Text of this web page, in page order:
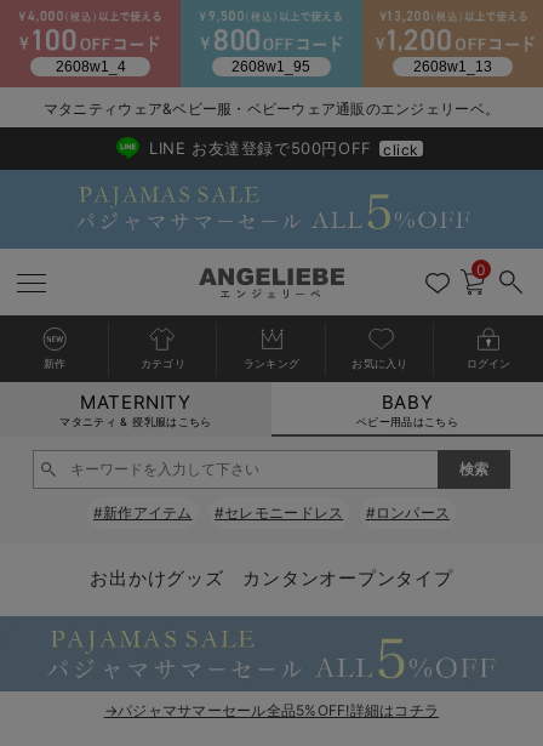
新生児服全て
ベビー服全て
ロンパース・カバーオール
ベビー ブルマ
ベビー スカート
シーズンアイテム全て
ベビー・新生児 寝具全て
ベビーベッド・布団 （ベビー・新生児）
ベビー 雑貨全て
ベビーチェア（ハイローチェア）・ベビーラック
ベビー 雑貨 小物
ベビー安全グッズ
お出かけグッズ全て
ベビー｜季節の特集全て
猛暑からベビーを守るひんやりグッズ
ベビーの動物なりきり特集
ベビー 夏のお役立ちグッズ特集
アウトレット全て
【アウトレット】ワンピース
【アウトレット】パジャマ
【アウトレット】インナー
特集全て
抗菌防臭加工
コットン素材
再入荷全て
再入荷｜インナー
戻る
送料無料アイテム全て
ワンピース
スカート
パジャマ
戻る
ブラキャミ おまとめ
戻る
【37周年祭セール】
【37周年祭セール】
戻る
気温差別オススメア
【15℃】3月下旬～
戻る
動きやすく着回しで
戻る
強撚スムース(コスパ
戻る
マタニティウェア
【おまとめ割】パジ
戻る
こだわりの履き心地
カジュアル
オフィス
戻る
ジャケット派
きれいめ美脚パンツ派
ツィード派
戻る
出産準備応援割全て
マタニティパジャマ
戻る
【オフィスカジュア
戻る
レギンスタイプ
戻る
【フォーマル】ワン
戻る
【ベビー】長袖
戻る
ハンカチ
短肌着
セット
戻る
快適ウェア10%OFF
快適ウェア10%OFF
戻る
春のマタニティワン
セットアップ・ レイ
ジャンパースカート/
ワーク・オフィス
戻る
Gift Selection 出産
〜3,000円（税込）
10,001円（税込）〜
女の子におススメの
戻る
冬の冷え対策インナ
薄くてあったか
保温&リカバリー
レギンス・タイツ
戻る
入院準備の持ち物チ
入院してすぐ使うグ
戻る
冬のあったか特集全て
【冬のあったか特集
【冬のあったか特集
マタニティウェア&ベビー服・ベビーウェア通販のエンジェリーベ。
2026/NewArrival
送料495円(一部地域を除く) 7,700円以上で送料無料
LINE お友達登録で500円OFF click
0
新作 カテゴリ ランキング お気に入り ログイン
MATERNITY
マタニティ & 授乳服はこちら
BABY
ベビー用品はこちら
#新作アイテム #セレモニードレス #ロンパース
お出かけグッズ カンタンオープンタイプ
→パジャマサマーセール全品5%OFF!詳細はコチラ
カートに入れる
閉じる